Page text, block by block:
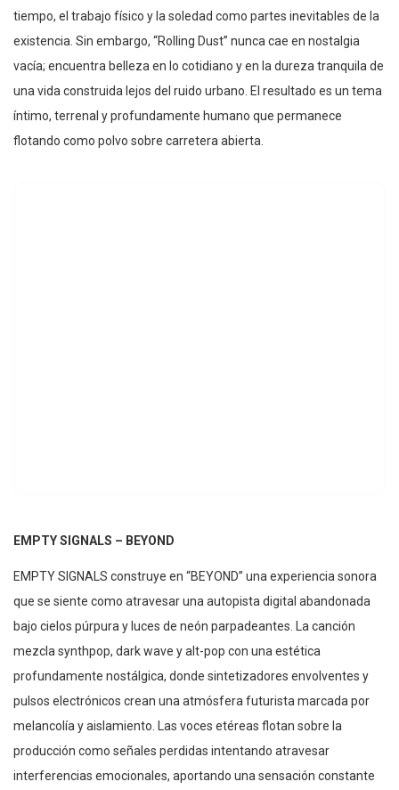
tiempo, el trabajo físico y la soledad como partes inevitables de la
existencia. Sin embargo, “Rolling Dust” nunca cae en nostalgia
vacía; encuentra belleza en lo cotidiano y en la dureza tranquila de
una vida construida lejos del ruido urbano. El resultado es un tema
íntimo, terrenal y profundamente humano que permanece
flotando como polvo sobre carretera abierta.
EMPTY SIGNALS – BEYOND
EMPTY SIGNALS construye en “BEYOND” una experiencia sonora
que se siente como atravesar una autopista digital abandonada
bajo cielos púrpura y luces de neón parpadeantes. La canción
mezcla synthpop, dark wave y alt-pop con una estética
profundamente nostálgica, donde sintetizadores envolventes y
pulsos electrónicos crean una atmósfera futurista marcada por
melancolía y aislamiento. Las voces etéreas flotan sobre la
producción como señales perdidas intentando atravesar
interferencias emocionales, aportando una sensación constante